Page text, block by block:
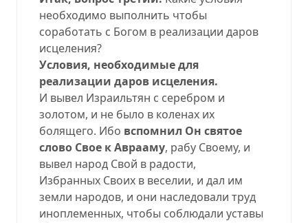
необходимо выполнить чтобы
соработать с Богом в реализации даров
исцеления?
Условия, необходимые для
реализации даров исцеления.
И вывел Израильтян с серебром и
золотом, и не было в коленах их
болящего. Ибо вспомнил Он святое
слово Свое к Аврааму, рабу Своему, и
вывел народ Свой в радости,
Избранных Своих в веселии, и дал им
земли народов, и они наследовали труд
иноплеменных, чтобы соблюдали уставы